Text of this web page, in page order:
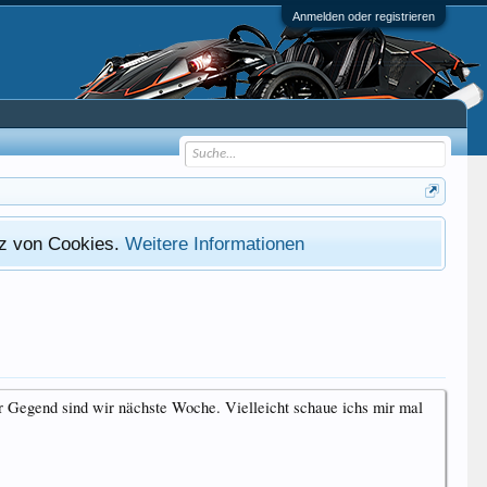
Anmelden oder registrieren
von Cookies.Weitere Informationen
sind wir nächste Woche. Vielleicht schaue ichs mir mal